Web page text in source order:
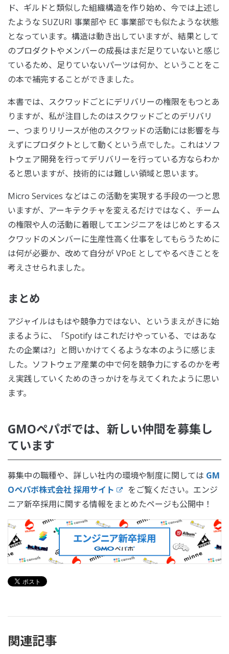
ド、ギルドと類似した組織構造を作り始め、今では上述し
たような SUZURI 事業部や EC 事業部でも似たような状態
となっています。構造は動き出していますが、結果として
のプロダクトやメンバーの成長はまだ足りていないと感じ
ているため、足りていないパーツは何か、ということをこ
の本で補完することができました。
本書では、スクワッドごとにデリバリーの権限をもつとあ
りますが、私が注目したのはスクワッドごとのデリバリ
ー、つまりリリースが他のスクワッドの活動には影響を与
えずにプロダクトとして動くという点でした。これはソフ
トウェア開発を行ってデリバリーを行っている方ならわか
ると思いますが、技術的には難しい領域と思います。
Micro Services などはこの活動を実現する手段の一つと思
いますが、アーキテクチャを変えるだけではなく、チーム
の権限や人の活動に着眼してエンジニアをはじめとするス
クワッドのメンバーに生産性高く仕事をしてもらうために
は何が必要か、改めて自分が VPoE としてやるべきことを
考えさせられました。
まとめ
アジャイルはもはや競争力ではない、というまえがきに始
まるように、「Spotify はこれだけやっている、ではあな
たの企業は?」と問いかけてくるような本のように感じま
した。ソフトウェア産業の中で何を競争力にするのかを考
え実践していくためのきっかけを与えてくれたように思い
ます。
GMOペパボでは、新しい仲間を募集し
ています
募集中の職種や、詳しい社内の環境や制度に関しては GM
Oペパボ株式会社 採用サイト
をご覧ください。エンジ
ニア新卒採用に関する情報をまとめたページも公開中！
関連記事